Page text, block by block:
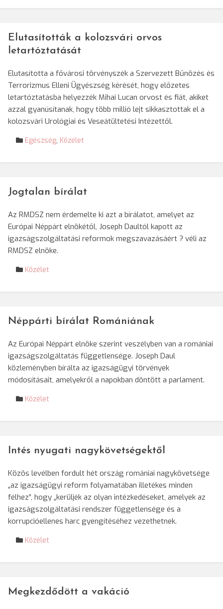
Elutasították a kolozsvári orvos
letartóztatását
Elutasította a fővárosi törvényszék a Szervezett Bűnözés és
Terrorizmus Elleni Ügyészség kérését, hogy előzetes
letartóztatásba helyezzék Mihai Lucan orvost és fiát, akiket
azzal gyanúsítanak, hogy több millió lejt sikkasztottak el a
kolozsvári Urológiai és Veseátültetési Intézettől.
Egészség, Közélet
Jogtalan bírálat
Az RMDSZ nem érdemelte ki azt a bírálatot, amelyet az
Európai Néppárt elnökétől, Joseph Daultól kapott az
igazságszolgáltatási reformok megszavazásáért ? véli az
RMDSZ elnöke.
Közélet
Néppárti bírálat Romániának
Az Európai Néppárt elnöke szerint veszélyben van a romániai
igazságszolgáltatás függetlensége. Joseph Daul
közleményben bírálta az igazságügyi törvények
módosításait, amelyekről a napokban döntött a parlament.
Közélet
Intés nyugati nagykövetségektől
Közös levélben fordult hét ország romániai nagykövetsége
„az igazságügyi reform folyamatában illetékes minden
félhez”, hogy „kerüljék az olyan intézkedéseket, amelyek az
igazságszolgáltatási rendszer függetlensége és a
korrupcióellenes harc gyengítéséhez vezethetnek.
Közélet
Megkezdődött a vakáció